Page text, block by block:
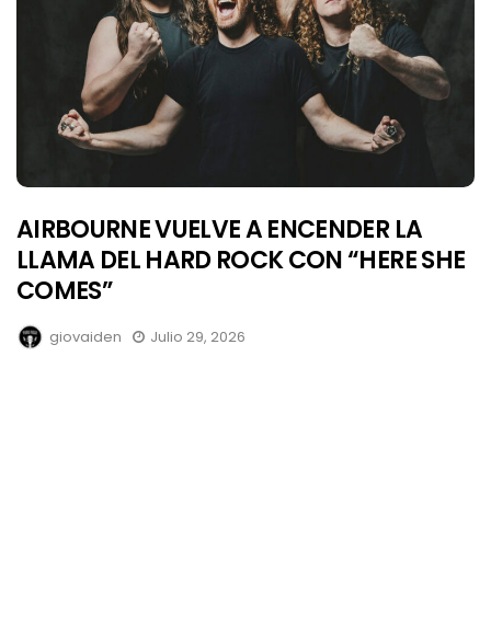
AIRBOURNE VUELVE A ENCENDER LA
LLAMA DEL HARD ROCK CON “HERE SHE
COMES”
giovaiden Julio 29, 2026